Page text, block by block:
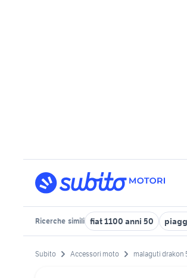
Ricerche simili fiat 1100 anni 50
Subito Accessori moto malaguti drakon